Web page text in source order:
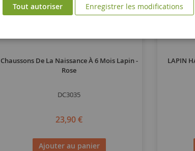
Chaussons De La Naissance À 6 Mois Lapin -
Rose
DC3035
23,90 €
Ajouter au panier
LAPIN
Tout autoriser Enregistrer les modifications